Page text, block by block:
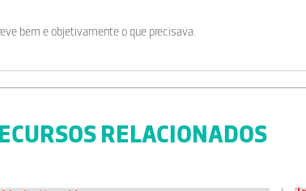
bem e objetivamente o que precisava.
RELACIONADOS